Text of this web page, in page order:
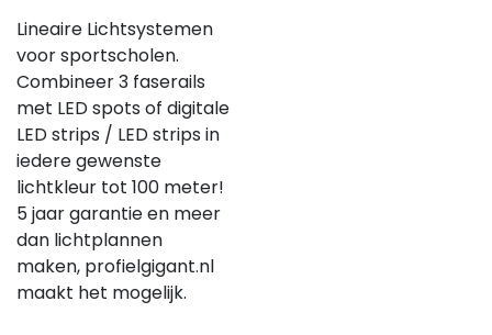
Lineaire Lichtsystemen
voor sportscholen.
Combineer 3 faserails
met LED spots of digitale
LED strips / LED strips in
iedere gewenste
lichtkleur tot 100 meter!
5 jaar garantie en meer
dan lichtplannen
maken, profielgigant.nl
maakt het mogelijk.